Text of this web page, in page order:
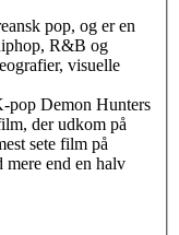
pop, og er en
R&B og
visuelle
pop Demon Hunters
der udkom på
sete film på
mere end en halv